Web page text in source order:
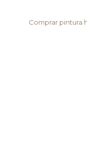
Comprar pintura